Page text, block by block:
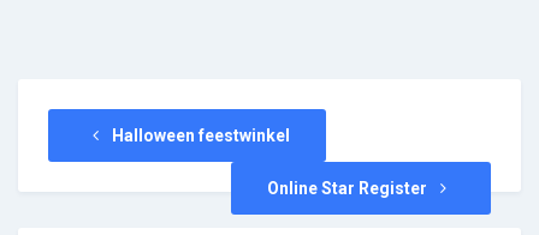
Halloween feestwinkel
Online Star Register